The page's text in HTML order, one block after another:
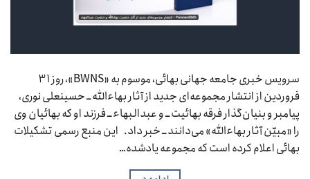
سرویس خبری جامعه جهانی بهائی، موسوم به «BWNS»، روز ۳۱
فروردین از انتشار مجموعه‌ای جدید از آثار بهاءالله ــ حسینعلی نوری،
پیامبر و بنیان‌گذار فرقه بهائیت ــ و عبدالبهاء ــ فرزند او که بهائیان وی
را «مبیّن آثار بهاءالله» می‌دانند ــ خبر داد. این منبع رسمی تشکیلات
بهائی اعلام کرده است که مجموعه یادشده…